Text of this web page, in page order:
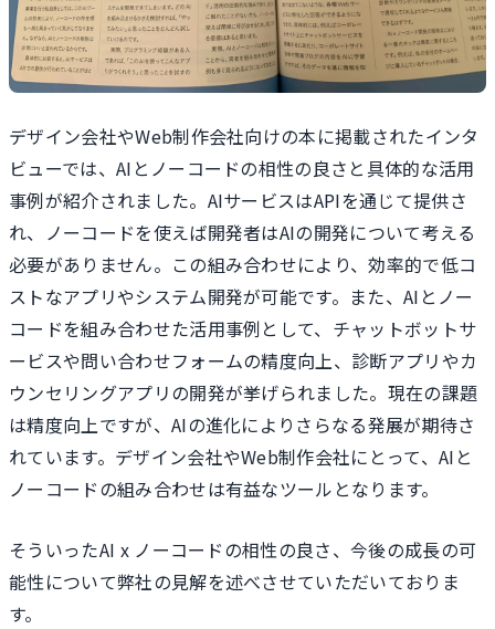
デザイン会社やWeb制作会社向けの本に掲載されたインタ
ビューでは、AIとノーコードの相性の良さと具体的な活用
事例が紹介されました。AIサービスはAPIを通じて提供さ
れ、ノーコードを使えば開発者はAIの開発について考える
必要がありません。この組み合わせにより、効率的で低コ
ストなアプリやシステム開発が可能です。また、AIとノー
コードを組み合わせた活用事例として、チャットボットサ
ービスや問い合わせフォームの精度向上、診断アプリやカ
ウンセリングアプリの開発が挙げられました。現在の課題
は精度向上ですが、AIの進化によりさらなる発展が期待さ
れています。デザイン会社やWeb制作会社にとって、AIと
ノーコードの組み合わせは有益なツールとなります。
そういったAI x ノーコードの相性の良さ、今後の成長の可
能性について弊社の見解を述べさせていただいておりま
す。